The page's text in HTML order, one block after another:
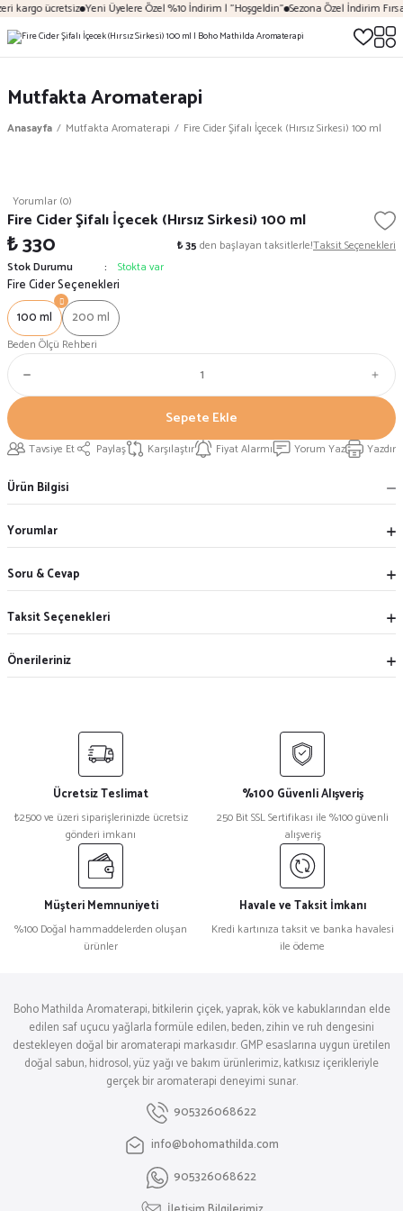
kargo ücretsiz Yeni Üyelere Özel %10 İndirim | "Hoşgeldin" Sezona Özel İndirim
Mutfakta Aromaterapi
Anasayfa Mutfakta Aromaterapi Fire Cider Şifalı İçecek (Hırsız Sirkesi) 100 ml
Yorumlar (0)
Fire Cider Şifalı İçecek (Hırsız Sirkesi) 100 ml
₺ 330 ₺ 35 den başlayan taksitlerle!Taksit Seçenekleri
Stok Durumu
Stokta var
Fire Cider Seçenekleri
100 ml
200 ml
Beden Ölçü Rehberi
Sepete Ekle
Tavsiye Et Paylaş Karşılaştır Fiyat Alarmı Yorum Yaz Yazdır
Ürün Bilgisi
Yorumlar
Soru & Cevap
Taksit Seçenekleri
Önerileriniz
Ücretsiz Teslimat
₺2500 ve üzeri siparişlerinizde ücretsiz
gönderi imkanı
%100 Güvenli Alışveriş
250 Bit SSL Sertifikası ile %100 güvenli
alışveriş
Müşteri Memnuniyeti
%100 Doğal hammaddelerden oluşan
ürünler
Havale ve Taksit İmkanı
Kredi kartınıza taksit ve banka havalesi
ile ödeme
Boho Mathilda Aromaterapi, bitkilerin çiçek, yaprak, kök ve kabuklarından elde
edilen saf uçucu yağlarla formüle edilen, beden, zihin ve ruh dengesini
destekleyen doğal bir aromaterapi markasıdır. GMP esaslarına uygun üretilen
doğal sabun, hidrosol, yüz yağı ve bakım ürünlerimiz, katkısız içerikleriyle
gerçek bir aromaterapi deneyimi sunar.
905326068622
info@bohomathilda.com
905326068622